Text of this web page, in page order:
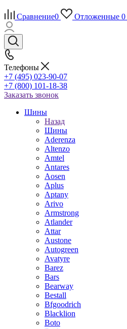
Сравнение0 Отложенные 0
Телефоны
+7 (495) 023-90-07
+7 (800) 101-18-38
Заказать звонок
Шины
Назад
Шины
Aderenza
Altenzo
Amtel
Antares
Aosen
Aplus
Aptany
Arivo
Armstrong
Atlander
Attar
Austone
Autogreen
Avatyre
Barez
Bars
Bearway
Bestall
Bfgoodrich
Blacklion
Boto